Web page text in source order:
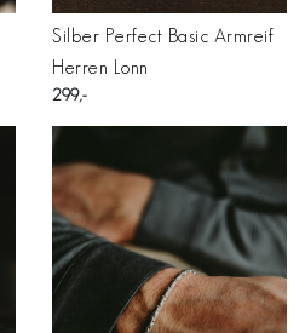
Silber Perfect Basic Armreif
Herren Lonn
299